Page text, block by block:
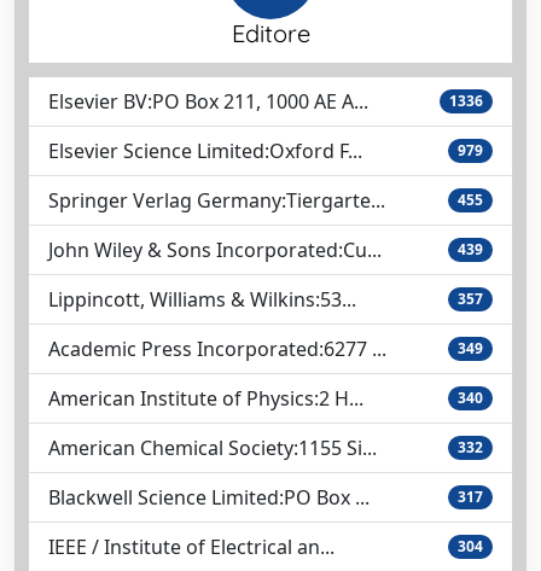
Editore
Elsevier BV:PO Box 211, 1000 AE A... 1336
Elsevier Science Limited:Oxford F... 979
Springer Verlag Germany:Tiergarte... 455
John Wiley & Sons Incorporated:Cu... 439
Lippincott, Williams & Wilkins:53... 357
Academic Press Incorporated:6277 ... 349
American Institute of Physics:2 H... 340
American Chemical Society:1155 Si... 332
Blackwell Science Limited:PO Box ... 317
IEEE / Institute of Electrical an... 304